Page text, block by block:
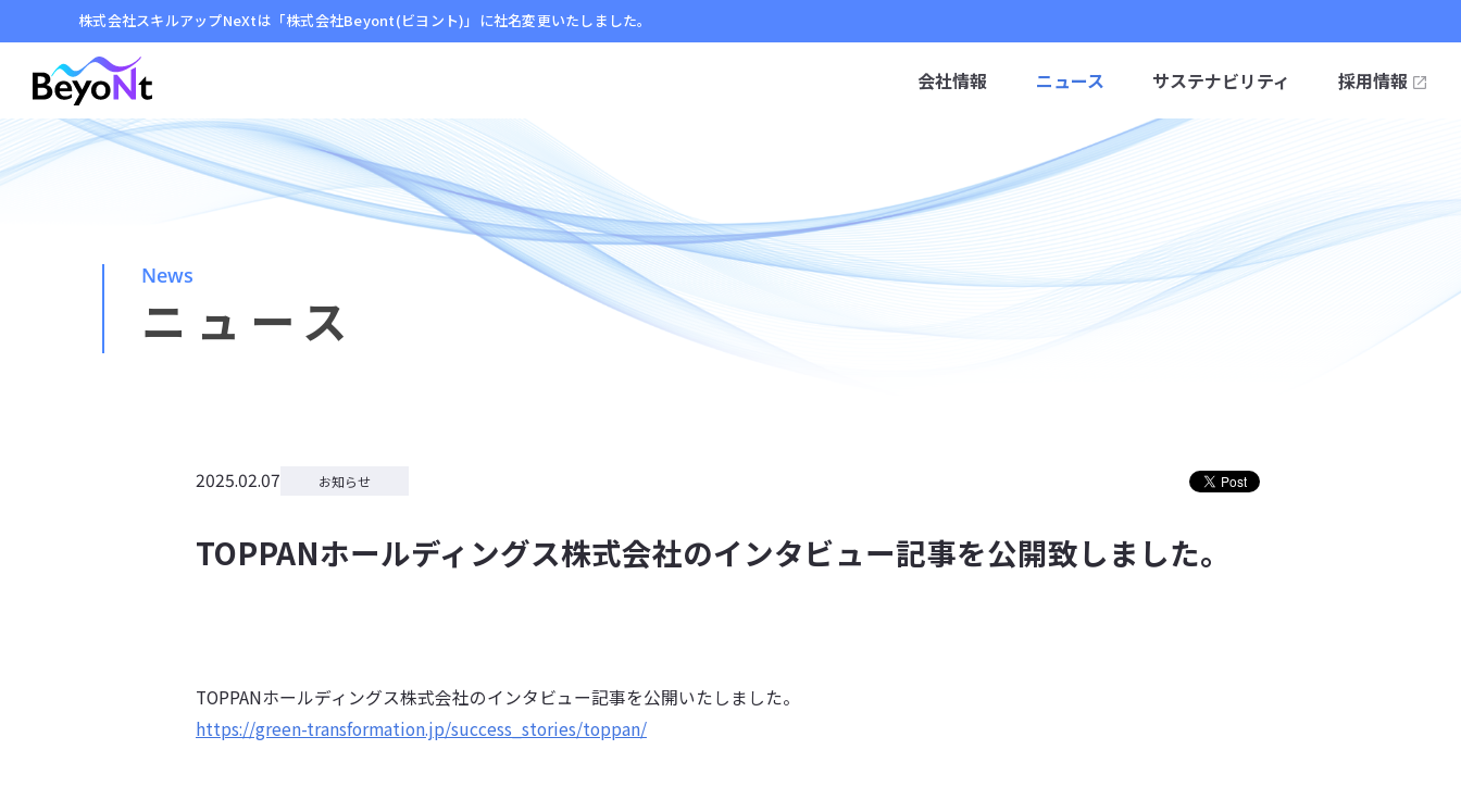
株式会社スキルアップNeXtは「株式会社Beyont(ビヨント)」に社名変更いたしました。
会社情報 ニュース サステナビリティ 採用情報
News
ニュース
2025.02.07 お知らせ
TOPPANホールディングス株式会社のインタビュー記事を公開致しました。
TOPPANホールディングス株式会社のインタビュー記事を公開いたしました。
https://green-transformation.jp/success_stories/toppan/